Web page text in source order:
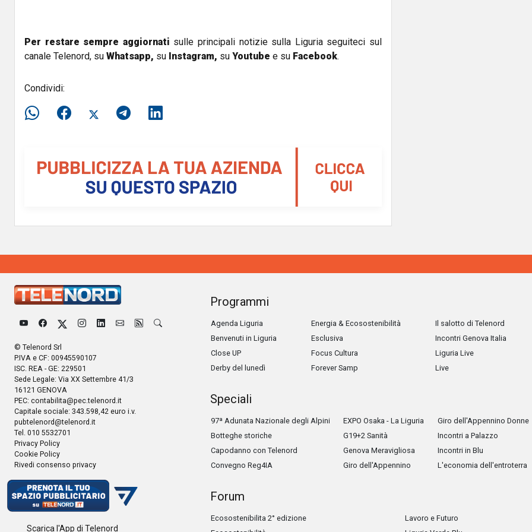
Per restare sempre aggiornati sulle principali notizie sulla Liguria seguiteci sul
canale Telenord, su Whatsapp, su Instagram, su Youtube e su Facebook.
Condividi:
© Telenord Srl
P.IVA e CF: 00945590107
ISC. REA - GE: 229501
Sede Legale: Via XX Settembre 41/3
16121 GENOVA
PEC: contabilita@pec.telenord.it
Capitale sociale: 343.598,42 euro i.v.
pubtelenord@telenord.it
Tel. 010 5532701
Privacy Policy
Cookie Policy
Rivedi consenso privacy
Scarica l'App di Telenord
Programmi
Agenda Liguria
Benvenuti in Liguria
Close UP
Derby del lunedì
Energia & Ecosostenibilità
Esclusiva
Focus Cultura
Forever Samp
Il salotto di Telenord
Incontri Genova Italia
Liguria Live
Live
Speciali
97ª Adunata Nazionale degli Alpini
Botteghe storiche
Capodanno con Telenord
Convegno Reg4IA
EXPO Osaka - La Liguria
G19+2 Sanità
Genova Meravigliosa
Giro dell'Appennino
Giro dell'Appennino Donne
Incontri a Palazzo
Incontri in Blu
L'economia dell'entroterra
Forum
Ecosostenibilita 2° edizione
Lavoro e Futuro